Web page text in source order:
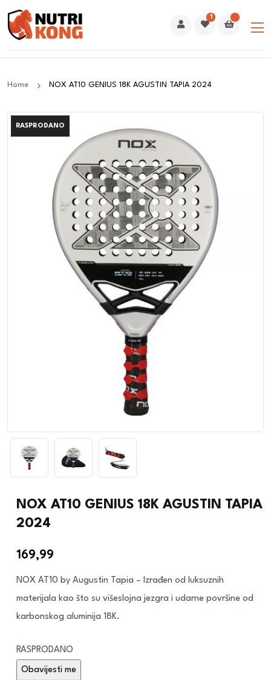
1
Home NOX AT10 GENIUS 18K AGUSTIN TAPIA 2024
RASPRODANO
NOX AT10 GENIUS 18K AGUSTIN TAPIA
2024
169,99
NOX AT10 by Augustin Tapia – Izrađen od luksuznih
materijala kao što su višeslojna jezgra i udarne površine od
karbonskog aluminija 18K.
RASPRODANO